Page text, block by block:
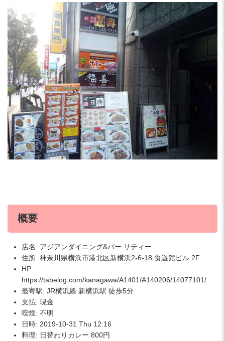
概要
店名: アジアンダイニング&バー サティー
住所: 神奈川県横浜市港北区新横浜2-6-18 食遊館ビル 2F
HP:
https://tabelog.com/kanagawa/A1401/A140206/14077101/
最寄駅: JR横浜線 新横浜駅 徒歩5分
支払: 現金
喫煙: 不明
日時: 2019-10-31 Thu 12:16
料理: 日替わりカレー 800円